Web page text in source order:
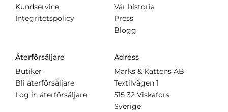
Kundservice
Integritetspolicy
Vår historia
Press
Blogg
Återförsäljare
Butiker
Bli återförsäljare
Log in återförsäljare
Adress
Marks & Kattens AB
Textilvägen 1
515 32 Viskafors
Sverige